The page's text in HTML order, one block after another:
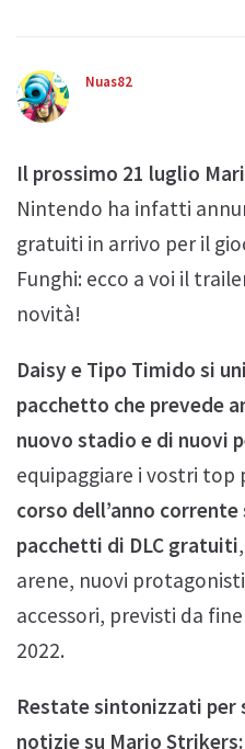
Nuas82
Il prossimo 21 luglio
Nintendo ha infatti
gratuiti in arrivo per il
Funghi: ecco a voi il
novità!
Daisy e Tipo Timido si
pacchetto che prevede
nuovo stadio e di nuovi
equipaggiare i vostri
corso dell’anno
pacchetti di DLC gratuiti
arene, nuovi
accessori, previsti da
2022.
Restate sintonizzati per
notizie su Mario